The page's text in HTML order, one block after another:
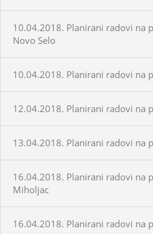
10.04.2018. Planirani radovi na
Novo Selo
10.04.2018. Planirani radovi na
12.04.2018. Planirani radovi na
13.04.2018. Planirani radovi na
16.04.2018. Planirani radovi na
Miholjac
16.04.2018. Planirani radovi na